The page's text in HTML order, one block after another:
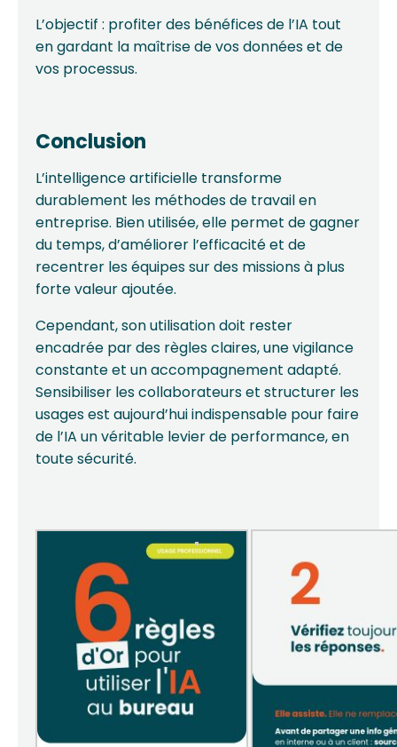
L’objectif : profiter des bénéfices de l’IA tout
en gardant la maîtrise de vos données et de
vos processus.
Conclusion
L’intelligence artificielle transforme
durablement les méthodes de travail en
entreprise. Bien utilisée, elle permet de gagner
du temps, d’améliorer l’efficacité et de
recentrer les équipes sur des missions à plus
forte valeur ajoutée.
Cependant, son utilisation doit rester
encadrée par des règles claires, une vigilance
constante et un accompagnement adapté.
Sensibiliser les collaborateurs et structurer les
usages est aujourd’hui indispensable pour faire
de l’IA un véritable levier de performance, en
toute sécurité.